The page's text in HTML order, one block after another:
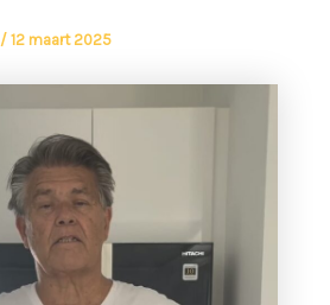
/12 maart 2025